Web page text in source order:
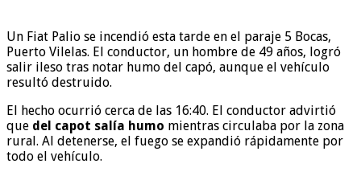
Un Fiat Palio se incendió esta tarde en el paraje 5 Bocas,
Puerto Vilelas. El conductor, un hombre de 49 años, logró
salir ileso tras notar humo del capó, aunque el vehículo
resultó destruido.
El hecho ocurrió cerca de las 16:40. El conductor advirtió
que del capot salía humo mientras circulaba por la zona
rural. Al detenerse, el fuego se expandió rápidamente por
todo el vehículo.